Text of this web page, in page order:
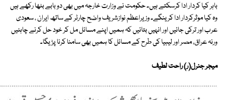
باہر کیا کردار ادا کرسکتے ہیں۔ حکومت نے وزارت خارجہ میں بھی دو بابے بٹھا رکھے ہیں
وہ کیا موثرکردار ادا کرینگے۔ وزیراعظم نوازشریف واضح چارٹر کے ساتھ ایران ، سعودی
عرب اور ترکی جائیں اور انہیں بتائیں کہ ہمیں اپنے مسائل مل کر خود حل کرنے چاہئیں
ورنہ عراق، مصر اور لیبیا کی طرح کے مسائل کا ہمیں بھی سامنا کرنا پڑیگا۔
میجر جنرل(ر) راحت لطیف